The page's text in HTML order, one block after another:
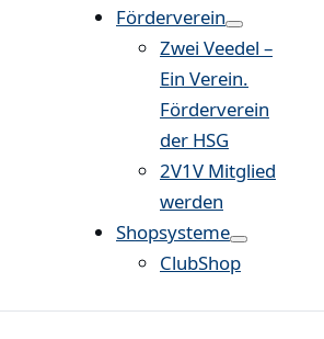
Förderverein
Zwei Veedel –
Ein Verein.
Förderverein
der HSG
2V1V Mitglied
werden
Shopsysteme
ClubShop